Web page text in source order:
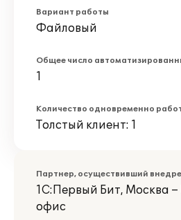
Вариант работы
Файловый
Общее число
1
Количество одновременно
Толстый клиент: 1
Партнер, осуществивший
1С:Первый Бит, Москва
офис